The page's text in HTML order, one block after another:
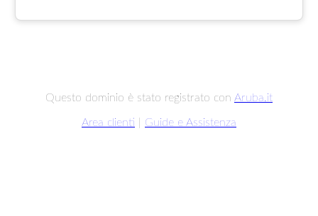
Questo dominio è stato registrato con Aruba.it
Area clienti Guide e Assistenza